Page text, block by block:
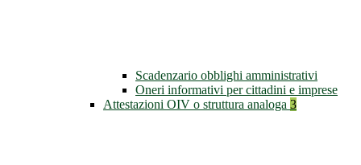
Scadenzario obblighi amministrativi
Oneri informativi per cittadini e imprese
Attestazioni OIV o struttura analoga 3